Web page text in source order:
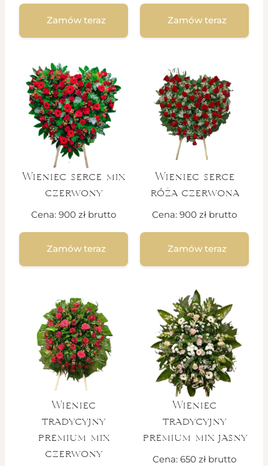
Zamów teraz Zamów teraz
Wieniec serce mix
czerwony
Cena: 900 zł brutto
Zamów teraz
Wieniec serce
róża czerwona
Cena: 900 zł brutto
Zamów teraz
Wieniec
tradycyjny
premium mix
czerwony
Wieniec
tradycyjny
premium mix jasny
Cena: 650 zł brutto